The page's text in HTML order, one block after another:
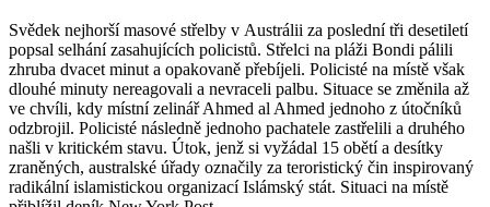
Svědek nejhorší masové střelby v Austrálii za poslední tři desetiletí
popsal selhání zasahujících policistů. Střelci na pláži Bondi pálili
zhruba dvacet minut a opakovaně přebíjeli. Policisté na místě však
dlouhé minuty nereagovali a nevraceli palbu. Situace se změnila až
ve chvíli, kdy místní zelinář Ahmed al Ahmed jednoho z útočníků
odzbrojil. Policisté následně jednoho pachatele zastřelili a druhého
našli v kritickém stavu. Útok, jenž si vyžádal 15 obětí a desítky
zraněných, australské úřady označily za teroristický čin inspirovaný
radikální islamistickou organizací Islámský stát. Situaci na místě